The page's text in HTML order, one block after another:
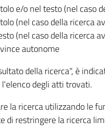
e/o nel testo (nel caso
(nel caso della ricerca
(nel caso della ricerca
autonome
della ricerca", è
degli atti trovati.
la ricerca utilizzando le
di restringere la ricerca